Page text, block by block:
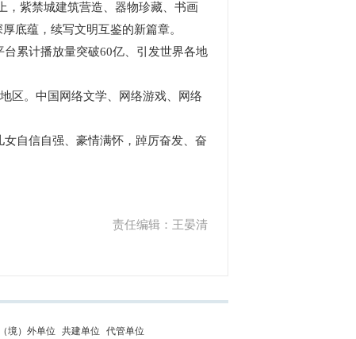
紫禁城建筑营造、器物珍藏、书画
底蕴，续写文明互鉴的新篇章。
累计播放量突破60亿、引发世界各地
区。中国网络文学、网络游戏、网络
自信自强、豪情满怀，踔厉奋发、奋
责任编辑：王晏清
境）外单位 共建单位 代管单位